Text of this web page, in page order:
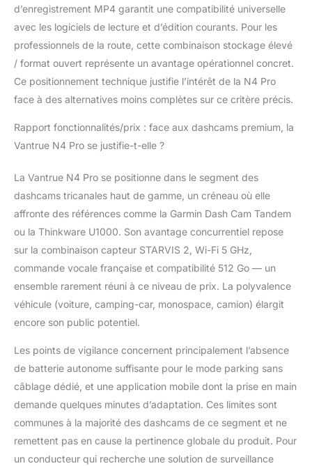
d’enregistrement MP4 garantit une compatibilité universelle
avec les logiciels de lecture et d’édition courants. Pour les
professionnels de la route, cette combinaison stockage élevé
/ format ouvert représente un avantage opérationnel concret.
Ce positionnement technique justifie l’intérêt de la N4 Pro
face à des alternatives moins complètes sur ce critère précis.
Rapport fonctionnalités/prix : face aux dashcams premium, la
Vantrue N4 Pro se justifie-t-elle ?
La Vantrue N4 Pro se positionne dans le segment des
dashcams tricanales haut de gamme, un créneau où elle
affronte des références comme la Garmin Dash Cam Tandem
ou la Thinkware U1000. Son avantage concurrentiel repose
sur la combinaison capteur STARVIS 2, Wi-Fi 5 GHz,
commande vocale française et compatibilité 512 Go — un
ensemble rarement réuni à ce niveau de prix. La polyvalence
véhicule (voiture, camping-car, monospace, camion) élargit
encore son public potentiel.
Les points de vigilance concernent principalement l’absence
de batterie autonome suffisante pour le mode parking sans
câblage dédié, et une application mobile dont la prise en main
demande quelques minutes d’adaptation. Ces limites sont
communes à la majorité des dashcams de ce segment et ne
remettent pas en cause la pertinence globale du produit. Pour
un conducteur qui recherche une solution de surveillance